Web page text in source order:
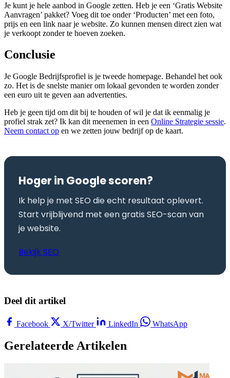
Je kunt je hele aanbod in Google zetten. Heb je een ‘Gratis Website
Aanvragen’ pakket? Voeg dit toe onder ‘Producten’ met een foto,
prijs en een link naar je website. Zo kunnen mensen direct zien wat
je verkoopt zonder te hoeven zoeken.
Conclusie
Je Google Bedrijfsprofiel is je tweede homepage. Behandel het ook
zo. Het is de snelste manier om lokaal gevonden te worden zonder
een euro uit te geven aan advertenties.
Heb je geen tijd om dit bij te houden of wil je dat ik eenmalig je
profiel strak zet? Ik kan dit meenemen in een Online Strategie sessie.
Neem contact op en we zetten jouw bedrijf op de kaart.
Hoger in Google scoren?
Ik help je met SEO die echt resultaat oplevert.
Start vrijblijvend met een gratis SEO-scan van
je website.
Bekijk SEO
Deel dit artikel
Facebook X/Twitter LinkedIn WhatsApp
Gerelateerde Artikelen